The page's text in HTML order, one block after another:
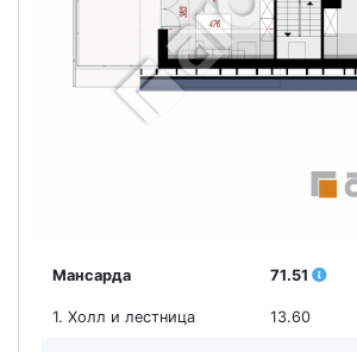
Мансарда 71.51
1. Холл и лестница 13.60